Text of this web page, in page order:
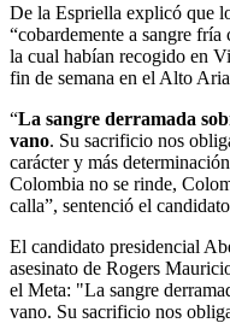
De la Espriella explicó que
“cobardemente a sangre
la cual habían recogido en
fin de semana en el Alto
“La sangre derramada
vano. Su sacrificio nos
carácter y más
Colombia no se rinde,
calla”, sentenció el
El candidato presidencial
asesinato de Rogers
el Meta: "La sangre
vano. Su sacrificio nos